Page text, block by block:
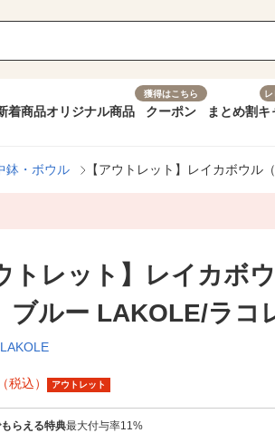
着商品オリジナル商品
獲得はこちら
クーポン まとめ割キ
鉢・ボウル 【アウトレット】レイカボウル
トレット】レイカボ
ブルー LAKOLE/ラコ
LAKOLE
（税込） アウトレット
らえる特典最大付与率11%